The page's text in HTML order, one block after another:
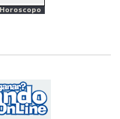
Horoscopo